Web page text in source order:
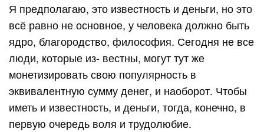
Я предполагаю, это известность и деньги, но это
всё равно не основное, у человека должно быть
ядро, благородство, философия. Сегодня не все
люди, которые из- вестны, могут тут же
монетизировать свою популярность в
эквивалентную сумму денег, и наоборот. Чтобы
иметь и известность, и деньги, тогда, конечно, в
первую очередь воля и трудолюбие.